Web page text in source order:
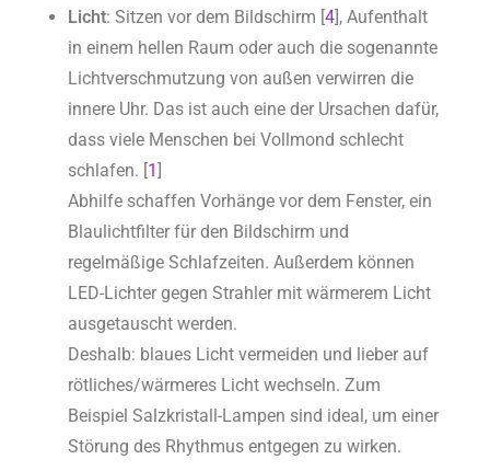
Licht: Sitzen vor dem Bildschirm [4], Aufenthalt
in einem hellen Raum oder auch die sogenannte
Lichtverschmutzung von außen verwirren die
innere Uhr. Das ist auch eine der Ursachen dafür,
dass viele Menschen bei Vollmond schlecht
schlafen. [1]
Abhilfe schaffen Vorhänge vor dem Fenster, ein
Blaulichtfilter für den Bildschirm und
regelmäßige Schlafzeiten. Außerdem können
LED-Lichter gegen Strahler mit wärmerem Licht
ausgetauscht werden.
Deshalb: blaues Licht vermeiden und lieber auf
rötliches/wärmeres Licht wechseln. Zum
Beispiel Salzkristall-Lampen sind ideal, um einer
Störung des Rhythmus entgegen zu wirken.